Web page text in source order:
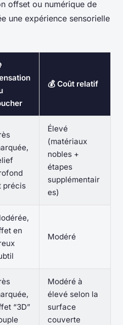
offset ou numérique de
une expérience sensorielle
💰 Coût relatif
précis
Élevé
(matériaux
nobles +
étapes
supplémentair
es)
en
Modéré
“3D”
Modéré à
élevé selon la
surface
couverte